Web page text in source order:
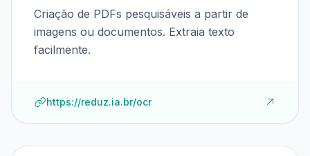
Criação de PDFs pesquisáveis a partir de
imagens ou documentos. Extraia texto
facilmente.
https://reduz.ia.br/ocr